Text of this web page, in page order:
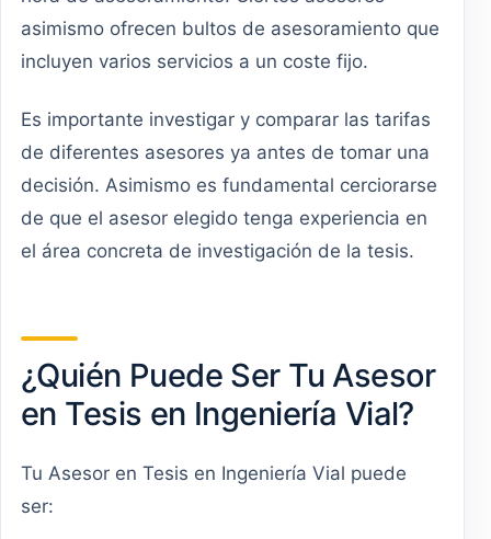
asimismo ofrecen bultos de asesoramiento que
incluyen varios servicios a un coste fijo.
Es importante investigar y comparar las tarifas
de diferentes asesores ya antes de tomar una
decisión. Asimismo es fundamental cerciorarse
de que el asesor elegido tenga experiencia en
el área concreta de investigación de la tesis.
¿Quién Puede Ser Tu Asesor
en Tesis en Ingeniería Vial?
Tu Asesor en Tesis en Ingeniería Vial puede
ser: